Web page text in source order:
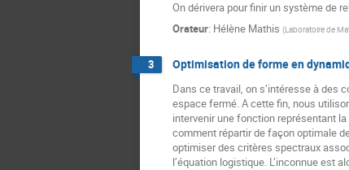
On dérivera pour finir un système de
Orateur: Hélène Mathis (Laboratoire de
3 Optimisation de forme en
Dans ce travail, on s’intéresse à des
espace fermé. A cette fin, nous
intervenir une fonction représentant
comment répartir de façon optimale
optimiser des critères spectraux
l’équation logistique. L’inconnue est